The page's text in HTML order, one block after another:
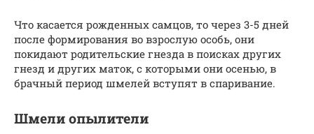
Что касается рожденных самцов, то через 3-5 дней
после формирования во взрослую особь, они
покидают родительские гнезда в поисках других
гнезд и других маток, с которыми они осенью, в
брачный период шмелей вступят в спаривание.
Шмели опылители